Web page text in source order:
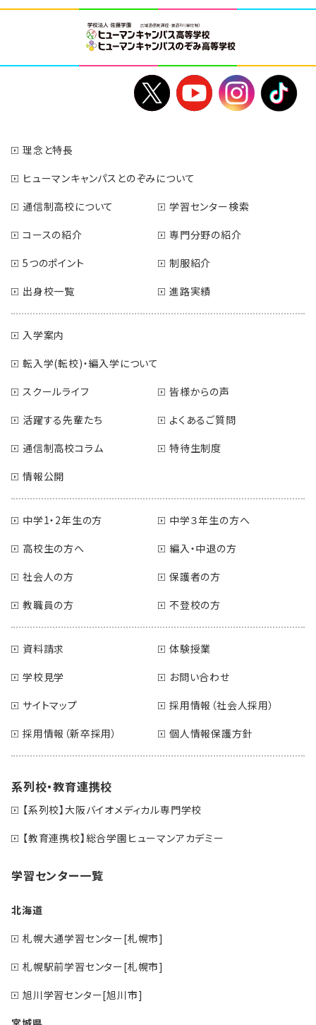
理念と特長
ヒューマンキャンパスとのぞみについて
通信制高校について
学習センター検索
コースの紹介
専門分野の紹介
5つのポイント
制服紹介
出身校一覧
進路実績
入学案内
転入学(転校)・編入学について
スクールライフ
皆様からの声
活躍する先輩たち
よくあるご質問
通信制高校コラム
特待生制度
情報公開
中学1・2年生の方
中学３年生の方へ
高校生の方へ
編入・中退の方
社会人の方
保護者の方
教職員の方
不登校の方
資料請求
体験授業
学校見学
お問い合わせ
サイトマップ
採用情報（社会人採用）
採用情報（新卒採用）
個人情報保護方針
系列校・教育連携校
【系列校】大阪バイオメディカル専門学校
【教育連携校】総合学園ヒューマンアカデミー
学習センター一覧
北海道
札幌大通学習センター[札幌市]
札幌駅前学習センター[札幌市]
旭川学習センター[旭川市]